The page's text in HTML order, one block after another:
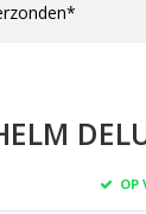
OP